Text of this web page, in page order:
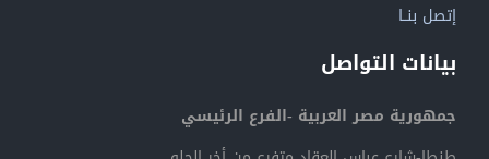
إتصل بنــا
بيانات التواصل
جمهورية مصر العربية -الفرع الرئيسي